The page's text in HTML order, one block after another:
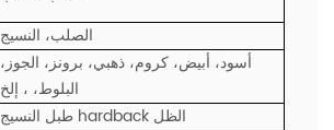
الصلب، النسيج
أسود، أبيض، كروم، ذهبي، برونز، الجوز،
البلوط، ، إلخ
طبل النسيج hardback الظل